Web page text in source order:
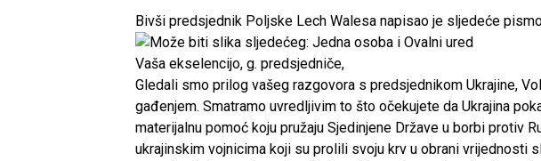
Bivši predsjednik Poljske Lech Walesa napisao je sljedeće
Vaša ekselencijo, g. predsjedniče,
Gledali smo prilog vašeg razgovora s predsjednikom Ukrajine,
gađenjem. Smatramo uvredljivim to što očekujete da Ukrajina
materijalnu pomoć koju pružaju Sjedinjene Države u borbi protiv
ukrajinskim vojnicima koji su prolili svoju krv u obrani vrijednosti